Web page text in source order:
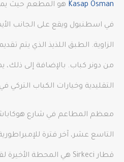
Kasap Osman هو المطعم حيث
من دونر كباب. بالإضافة إلى ذلك،
التقليدية وخيارات الكباب التركي في Kasap Osman.
معظم المطاعم في شارع
التاسع عشر، آخر فترة